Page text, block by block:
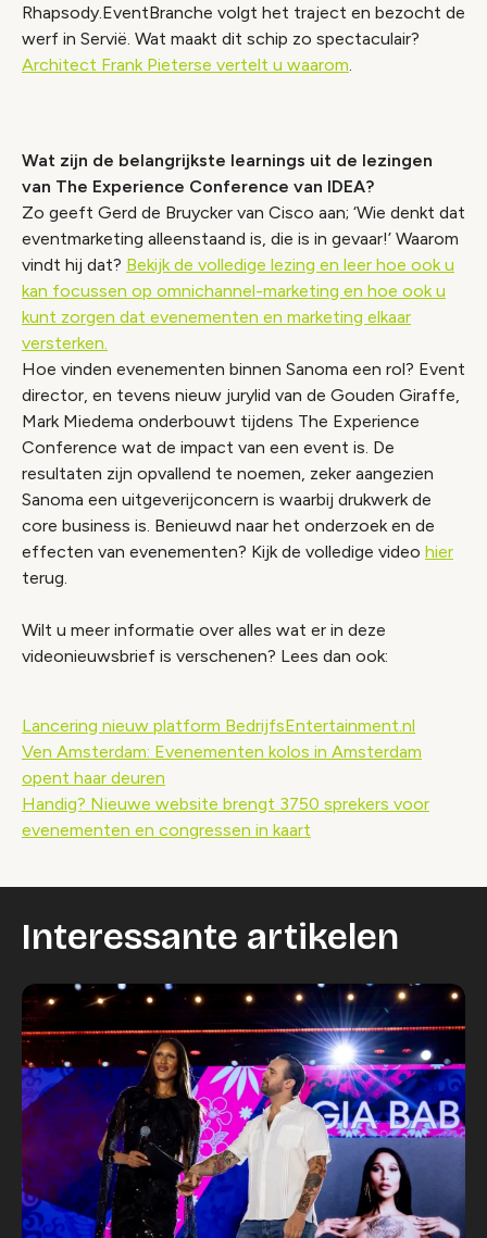
Rhapsody.EventBranche volgt het traject en bezocht de
werf in Servië. Wat maakt dit schip zo spectaculair?
Architect Frank Pieterse vertelt u waarom.
Wat zijn de belangrijkste learnings uit de lezingen
van The Experience Conference van IDEA?
Zo geeft Gerd de Bruycker van Cisco aan; ‘Wie denkt dat
eventmarketing alleenstaand is, die is in gevaar!’ Waarom
vindt hij dat? Bekijk de volledige lezing en leer hoe ook u
kan focussen op omnichannel-marketing en hoe ook u
kunt zorgen dat evenementen en marketing elkaar
versterken.
Hoe vinden evenementen binnen Sanoma een rol? Event
director, en tevens nieuw jurylid van de Gouden Giraffe,
Mark Miedema onderbouwt tijdens The Experience
Conference wat de impact van een event is. De
resultaten zijn opvallend te noemen, zeker aangezien
Sanoma een uitgeverijconcern is waarbij drukwerk de
core business is. Benieuwd naar het onderzoek en de
effecten van evenementen? Kijk de volledige video hier
terug.
Wilt u meer informatie over alles wat er in deze
videonieuwsbrief is verschenen? Lees dan ook:
Lancering nieuw platform BedrijfsEntertainment.nl
Ven Amsterdam: Evenementen kolos in Amsterdam
opent haar deuren
Handig? Nieuwe website brengt 3750 sprekers voor
evenementen en congressen in kaart
Interessante artikelen